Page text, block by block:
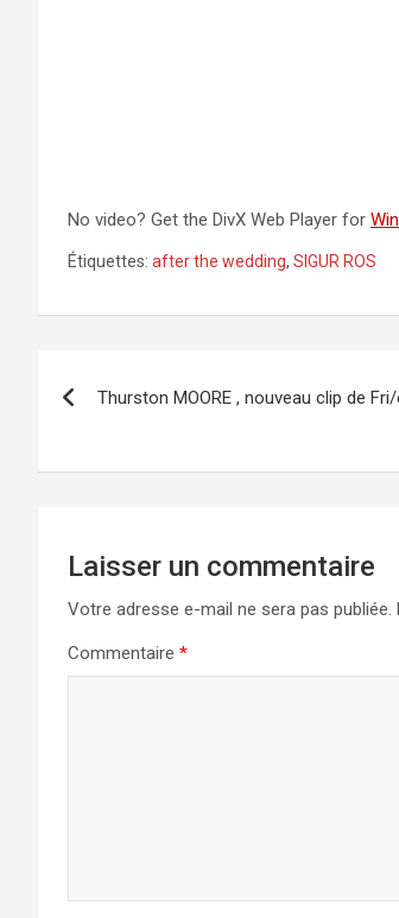
No video? Get the DivX Web Player for
Étiquettes: after the wedding, SIGUR ROS
de
l’article
Thurston MOORE , nouveau clip de
Laisser un commentaire
Votre adresse e-mail ne sera pas publiée.
Commentaire *